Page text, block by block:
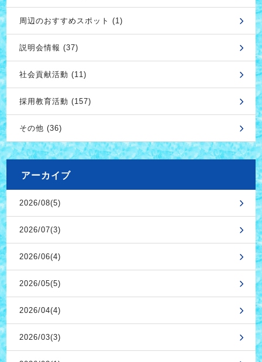
周辺のおすすめスポット (1)
説明会情報 (37)
社会貢献活動 (11)
採用教育活動 (157)
その他 (36)
アーカイブ
2026/08(5)
2026/07(3)
2026/06(4)
2026/05(5)
2026/04(4)
2026/03(3)